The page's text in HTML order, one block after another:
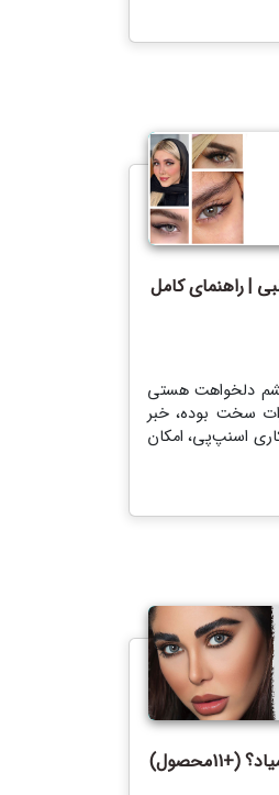
| راهنمای کامل
دلخواهت هستی
سخت بوده، خبر
اسنپ‌پی، امکان